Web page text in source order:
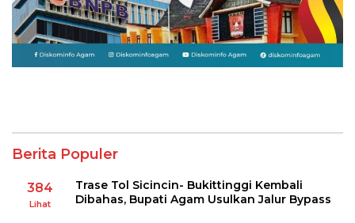
Berita Populer
384
Lihat
Trase Tol Sicincin- Bukittinggi Kembali
Dibahas, Bupati Agam Usulkan Jalur Bypass